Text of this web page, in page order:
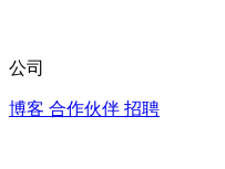
公司
博客 合作伙伴 招聘